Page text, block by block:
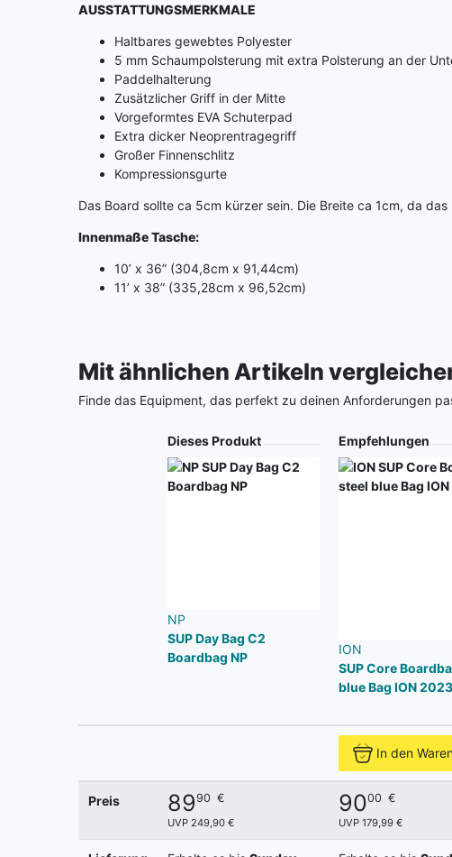
AUSSTATTUNGSMERKMALE
Haltbares gewebtes Polyester
5 mm Schaumpolsterung mit extra Polsterung an der
Paddelhalterung
Zusätzlicher Griff in der Mitte
Vorgeformtes EVA Schuterpad
Extra dicker Neoprentragegriff
Großer Finnenschlitz
Kompressionsgurte
Das Board sollte ca 5cm kürzer sein. Die Breite ca 1cm, da
Innenmaße Tasche:
10’ x 36” (304,8cm x 91,44cm)
11’ x 38” (335,28cm x 96,52cm)
Mit ähnlichen Artikeln
Finde das Equipment, das perfekt zu deinen Anforderungen
Dieses Produkt
NP
SUP Day Bag C2
Boardbag NP
Empfehlungen
ION
SUP Core
blue Bag ION 2023
In den
Preis 8990 €
UVP 249,90 €
9000 €
UVP 179,99 €